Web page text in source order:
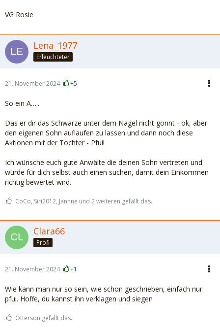
VG Rosie
Lena_1977
Erleuchteter
21. November 2024 +5
So ein A…..
Das er dir das Schwarze unter dem Nagel nicht gönnt - ok, aber
den eigenen Sohn auflaufen zu lassen und dann noch diese
Aktionen mit der Tochter - Pfui!
Ich wünsche euch gute Anwälte die deinen Sohn vertreten und
würde für dich selbst auch einen suchen, damit dein Einkommen
richtig bewertet wird.
CoCo, Siri2012, Jannne und 2 weiteren gefällt das.
Clara66
Profi
21. November 2024 +1
Wie kann man nur so sein, wie schon geschrieben, einfach nur
pfui. Hoffe, du kannst ihn verklagen und siegen
Otterson gefällt das.